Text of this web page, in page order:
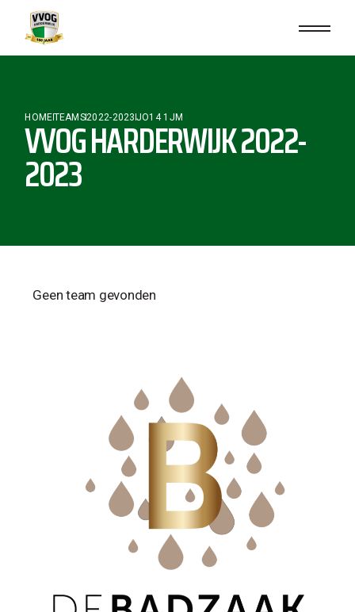
HOMETEAMS2022-2023 JO14 1JM
VVOG HARDERWIJK 2022-
2023
Geen team gevonden